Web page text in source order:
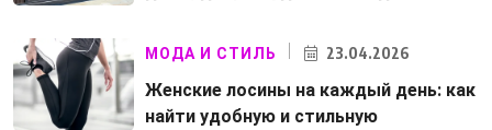
МОДА И СТИЛЬ 23.04.2026
Женские лосины на каждый день: как
найти удобную и стильную